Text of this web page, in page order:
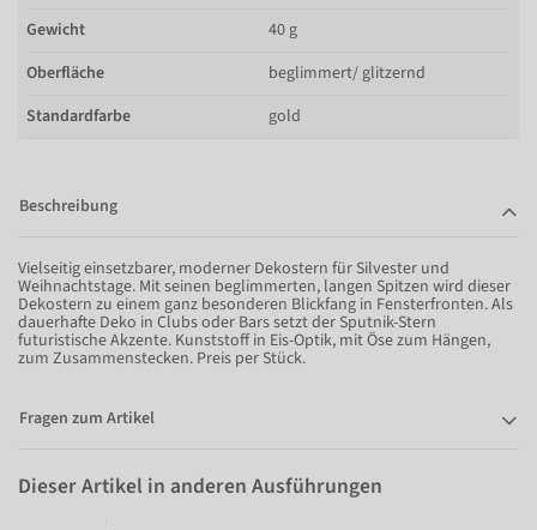
Gewicht
40 g
Oberfläche
beglimmert/ glitzernd
Standardfarbe
gold
Beschreibung
Vielseitig einsetzbarer, moderner Dekostern für Silvester und
Weihnachtstage. Mit seinen beglimmerten, langen Spitzen wird dieser
Dekostern zu einem ganz besonderen Blickfang in Fensterfronten. Als
dauerhafte Deko in Clubs oder Bars setzt der Sputnik-Stern
futuristische Akzente. Kunststoff in Eis-Optik, mit Öse zum Hängen,
zum Zusammenstecken. Preis per Stück.
Fragen zum Artikel
Dieser Artikel in anderen Ausführungen